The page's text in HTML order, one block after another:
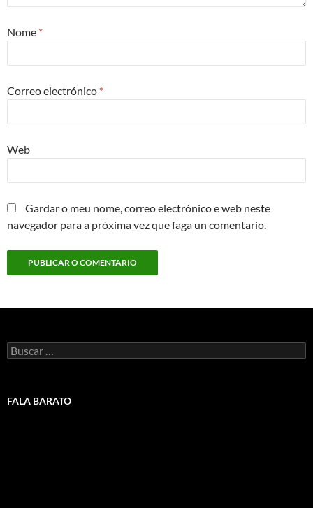
Nome *
Correo electrónico *
Web
Gardar o meu nome, correo electrónico e web neste
navegador para a próxima vez que faga un comentario.
Buscar:
FALA BARATO